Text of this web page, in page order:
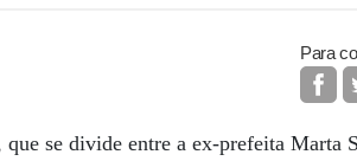
Para
se divide entre a ex-prefeita Marta